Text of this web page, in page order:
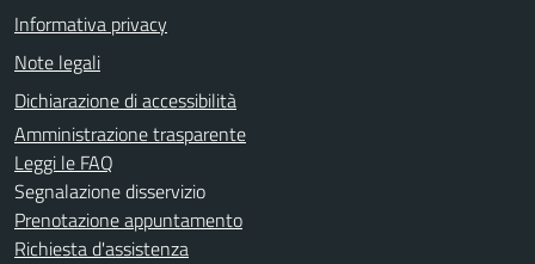
Informativa privacy
Note legali
Dichiarazione di accessibilità
Amministrazione trasparente
Leggi le FAQ
Segnalazione disservizio
Prenotazione appuntamento
Richiesta d'assistenza